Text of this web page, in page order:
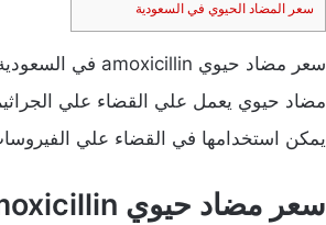
سعر المضاد الحيوي في السعودية
سعر مضاد حيوي amoxicillin في السعودية، سعر دواء amoxicillin في
مضاد حيوي يعمل علي القضاء علي
يمكن استخدامها في القضاء علي
سعر مضاد حيوي amoxicillin في السعودية